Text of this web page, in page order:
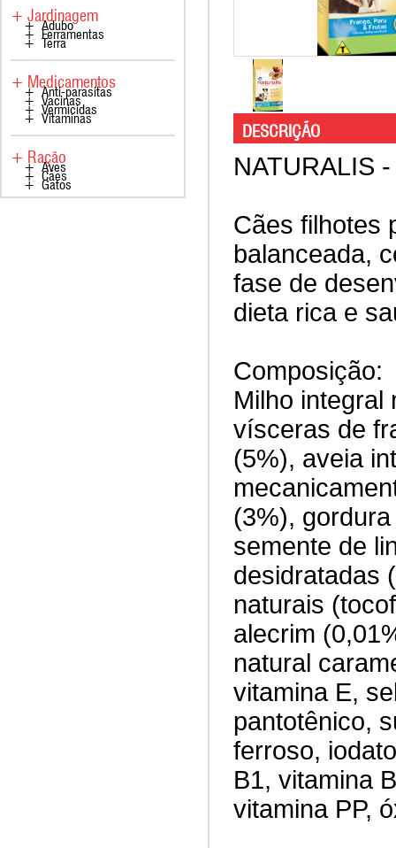
+ Jardinagem
+ Adubo
+ Ferramentas
+ Terra
+ Medicamentos
+ Anti-parasitas
+ Vacinas
+ Vermicidas
+ Vitaminas
+ Ração
+ Aves
+ Cães
+ Gatos
DESCRIÇÃO
NATURALIS
Cães filhotes
balanceada,
fase de
dieta rica e
Composição:
Milho integral
vísceras de
(5%), aveia
(3%),
semente de
desidratadas
naturais
alecrim
natural
vitamina E,
pantotênico,
ferroso,
B1, vitamina
vitamina PP,